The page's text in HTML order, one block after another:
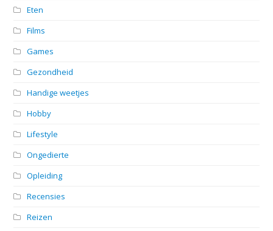
Eten
Films
Games
Gezondheid
Handige weetjes
Hobby
Lifestyle
Ongedierte
Opleiding
Recensies
Reizen